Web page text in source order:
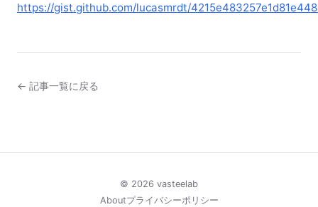
https://gist.github.com/lucasmrdt/
← 記事一覧に戻る
© 2026 vasteelab
Aboutプライバシーポリシー